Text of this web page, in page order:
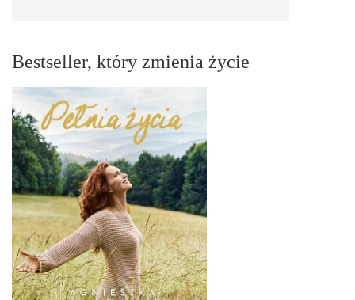
Bestseller, który zmienia życie